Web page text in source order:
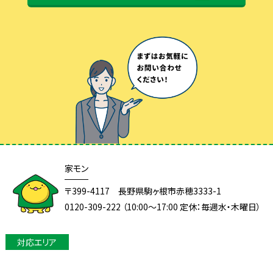
家モン
〒399-4117 長野県駒ヶ根市赤穂3333-1
0120-309-222 （10:00～17:00 定休：毎週水・木曜日）